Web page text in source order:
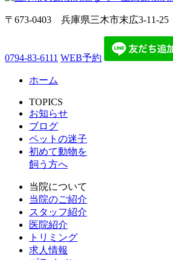
〒673-0403 兵庫県三木市末広3-11-25
0794-83-6111 WEB予約
ホーム
TOPICS
お知らせ
ブログ
ペットの迷子
初めて動物を
飼う方へ
当院について
当院のご紹介
スタッフ紹介
医院紹介
トリミング
求人情報